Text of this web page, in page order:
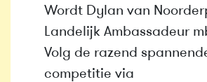
Wordt Dylan van
Landelijk Ambassadeur
Volg de razend
competitie via